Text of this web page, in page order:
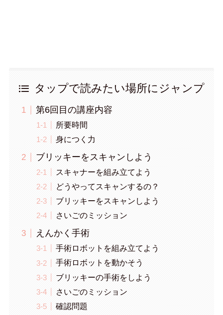
タップで読みたい場所にジャンプ
第6回目の講座内容
所要時間
身につく力
ブリッキーをスキャンしよう
スキャナーを組み立てよう
どうやってスキャンするの？
ブリッキーをスキャンしよう
さいごのミッション
えんかく手術
手術ロボットを組み立てよう
手術ロボットを動かそう
ブリッキーの手術をしよう
さいごのミッション
確認問題